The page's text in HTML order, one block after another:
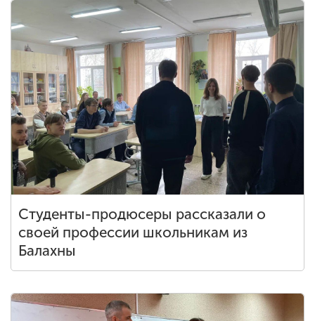
Студенты-продюсеры рассказали о
своей профессии школьникам из
Балахны